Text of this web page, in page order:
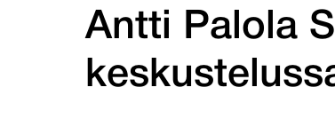
Antti Palola